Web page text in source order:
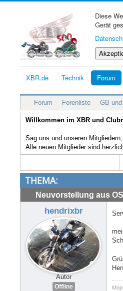
Diese
Gerät
XBR.de Technik Forum
Forum Forenliste GB
Willkommen im XBR und
Sag uns und unseren
Alle neuen Mitglieder sind
THEMA:
Neuvorstellung aus OS
hendrixbr
Autor
Offline